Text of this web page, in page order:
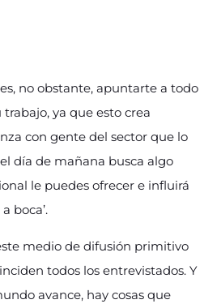
no obstante, apuntarte a todo
ya que esto crea
con gente del sector que lo
día de mañana busca algo
le puedes ofrecer e influirá
boca’.
medio de difusión primitivo
todos los entrevistados. Y
avance, hay cosas que